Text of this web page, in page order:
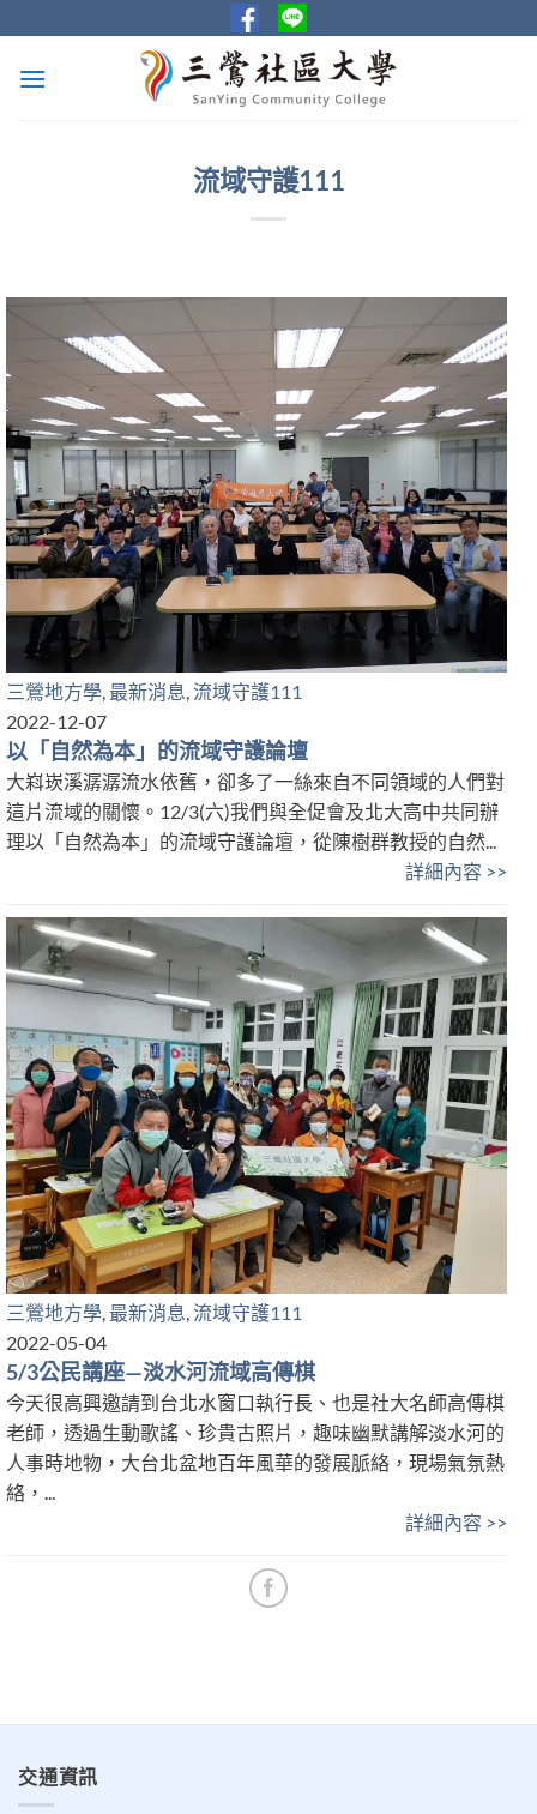
to
content
流域守護111
三鶯地方學, 最新消息,流域守護111
2022-12-07
以「自然為本」的流域守護論壇
大嵙崁溪潺潺流水依舊，卻多了一絲來自不同領域的人們對
這片流域的關懷。12/3(六)我們與全促會及北大高中共同辦
理以「自然為本」的流域守護論壇，從陳樹群教授的自然...
詳細內容 >>
三鶯地方學 最新消息 流域守護111
2022-05-04
5/3公民講座—淡水河流域高傳棋
今天很高興邀請到台北水窗口執行長、也是社大名師高傳棋
老師，透過生動歌謠、珍貴古照片，趣味幽默講解淡水河的
人事時地物，大台北盆地百年風華的發展脈絡，現場氣氛熱
絡，...
詳細內容 >>
交通資訊